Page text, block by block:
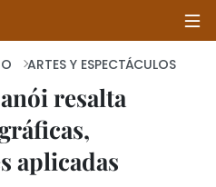
ARTES Y ESPECTÁCULOS
resalta
aplicadas